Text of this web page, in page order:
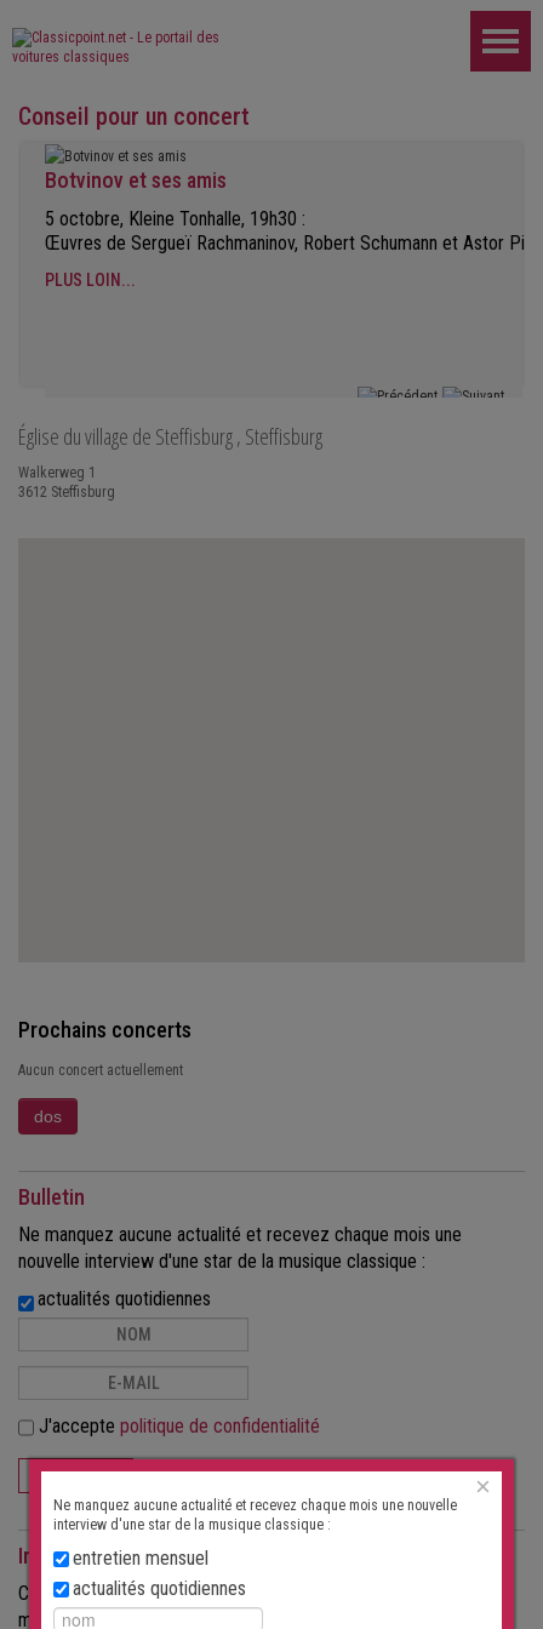
Conseil pour un concert
Botvinov et ses amis
5 octobre, Kleine Tonhalle, 19h30 :
Œuvres de Sergueï Rachmaninov, Robert Schumann et Astor
PLUS LOIN...
Église du village de Steffisburg, Steffisburg
Walkerweg 1
3612 Steffisburg
Prochains concerts
Aucun concert actuellement
Bulletin
Ne manquez aucune actualité et recevez chaque mois une
nouvelle interview d'une star de la musique classique :
actualités quotidiennes
J'accepte politique de confidentialité
S'ABONNER
Interviews comme magazine
Commandez les interviews au format papier, sous forme de
magazine.
×
Ne manquez aucune actualité et recevez chaque mois une nouvelle
interview d'une star de la musique classique :
entretien mensuel
actualités quotidiennes